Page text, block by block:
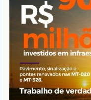
origem, pautado
imparcialidade, faz jus
da praça" de Canarana,
comprometimento
relato dos fatos neste
circulou a última edição
tem veiculação